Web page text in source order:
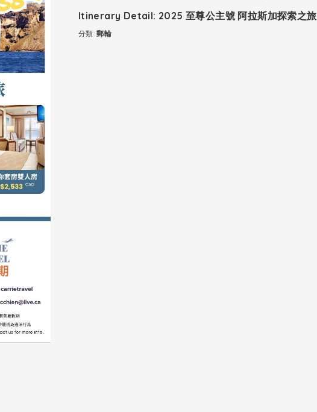
Itinerary Detail: 2025 至尊公主號 阿拉斯加探索之旅
分類:郵輪